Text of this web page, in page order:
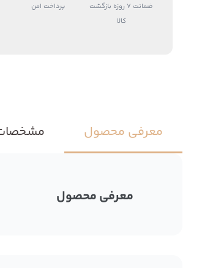
ضمانت 7 روزه بازگشت
کالا
پرداخت امن
معرفی محصول
معرفی محصول